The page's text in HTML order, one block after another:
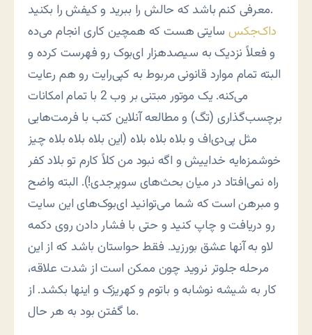
معرفی کنم باشد که حالش را ببرید و کیفش را بکنید.
داک‌جکس سایتی هست که همچین کاری انجام می‌ده
و فعلاً نزدیک به سیصدهزار ای‌بوک رو فهرست کرده و
البته تمام موارد قانونی مربوط به کپی‌رایت رو هم رعایت
می‌کنه. یک موتور مبتنی بر وب 2 با تمام امکانات
برچسب‌گذاری (تگ) و مطالعه آنلاین کتب با فرمت‌هایی
مثل پی‌دی‌اف و بلاه بلاه بلاه (این بلاه بلاه بلاه چیز
خوشمزه‌ایه خداییش و اگه نبود من کلاً کارم تو بلاد کفر
راه نمی‌افتاد در میان بحث‌های سوپرجدی!). البته واضح
و مبرهن است که شما می‌توانید ای‌بوک‌های این سایت
رو دریافت و چاپ کنید و حتی با فشار دادن روی دکمه
لاو به آنها عشق بورزید. فقط حواستان باشد که از این
مرحله جلوتر نروید چون ممکن است از شدت علاقه،
کار به شیشه نوشابه و باتوم و کهریزک و اینها بکشد. از
ما گفتن بود به هر حال.